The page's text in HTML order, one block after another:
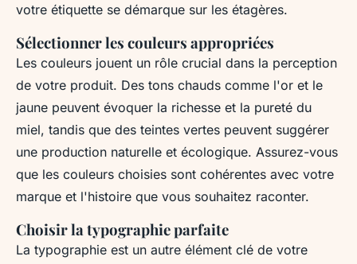
votre étiquette se démarque sur les étagères.
Sélectionner les couleurs appropriées
Les couleurs jouent un rôle crucial dans la perception
de votre produit. Des tons chauds comme l'or et le
jaune peuvent évoquer la richesse et la pureté du
miel, tandis que des teintes vertes peuvent suggérer
une production naturelle et écologique. Assurez-vous
que les couleurs choisies sont cohérentes avec votre
marque et l'histoire que vous souhaitez raconter.
Choisir la typographie parfaite
La typographie est un autre élément clé de votre